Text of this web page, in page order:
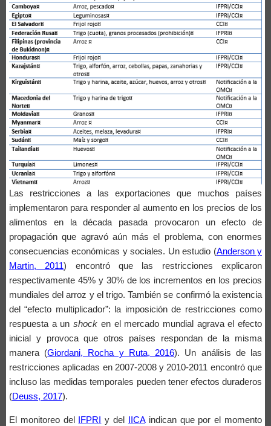
Las restricciones a las exportaciones que muchos países
implementaron para responder al aumento en los precios de los
alimentos en la década pasada provocaron un efecto de
propagación que agravó aún más el problema, con enormes
consecuencias económicas y sociales. Un estudio (Anderson y
Martin, 2011) encontró que las restricciones explicaron
respectivamente 45% y 30% de los incrementos en los precios
mundiales del arroz y el trigo. También se confirmó la existencia
del “efecto multiplicador”: la imposición de restricciones como
respuesta a unshock en el mercado mundial agrava el efecto
inicial y provoca que otros países respondan de la misma
manera (Giordani, Rocha y Ruta, 2016). Un análisis de las
restricciones aplicadas en 2007-2008 y 2010-2011 encontró que
incluso las medidas temporales pueden tener efectos duraderos
(Deuss, 2017).
El monitoreo del IFPRI y del IICAindican que por el momento